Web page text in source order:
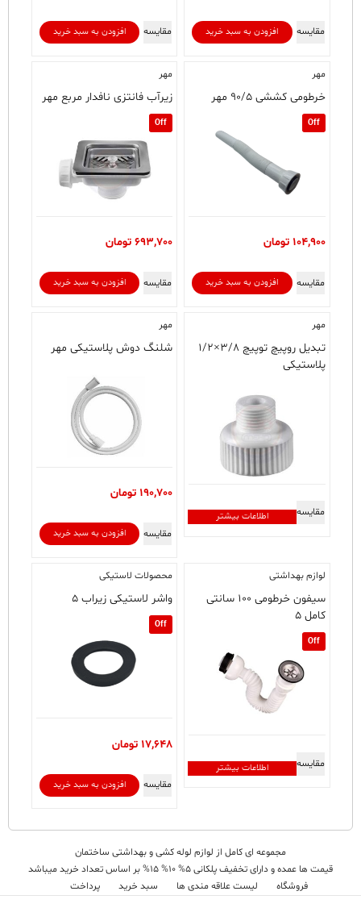
افزودن به سبد خرید مقایسه افزودن به سبد خرید مقایسه
مهر
خرطومی کششی ۹۰/۵ مهر
Off
104,900 تومان
افزودن به سبد خرید مقایسه
مهر
زیرآب فانتزی نافدار مربع مهر
Off
693,700 تومان
افزودن به سبد خرید مقایسه
مهر
تبدیل روپیچ توپیچ ۳/۸×۱/۲
پلاستیکی
اطلاعات بیشتر مقایسه
مهر
شلنگ دوش پلاستیکی مهر
190,700 تومان
افزودن به سبد خرید مقایسه
لوازم بهداشتی
سیفون خرطومی ۱۰۰ سانتی
کامل ۵
Off
اطلاعات بیشتر مقایسه
محصولات لاستیکی
واشر لاستیکی زیراب ۵
Off
17,648 تومان
افزودن به سبد خرید مقایسه
مجموعه ای کامل از لوازم لوله کشی و بهداشتی ساختمان
قیمت ها عمده و دارای تخفیف پلکانی 5% 10% 15% بر اساس تعداد خرید میباشد
فروشگاه
لیست علاقه مندی ها سبد خرید پرداخت